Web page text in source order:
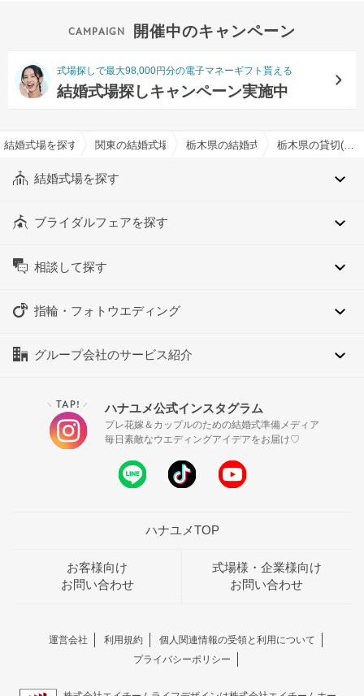
開催中のキャンペーン
式場探しで最大98,000円分の電子マネーギフト貰える
結婚式場探しキャンペーン実施中
結婚式場を探すならハナユメ
関東の結婚式場 栃木県の結婚式場
結婚式場を探す
ブライダルフェアを探す
相談して探す
指輪・フォトウエディング
グループ会社のサービス紹介
＼ TAP! ／ ハナユメ公式インスタグラム
プレ花嫁＆カップルのための結婚式準備メディア
毎日素敵なウエディングアイデアをお届け♡
ハナユメTOP
お客様向け
お問い合わせ
式場様・企業様向け
お問い合わせ
運営会社 利用規約
個人関連情報の受領と利用について
プライバシーポリシー